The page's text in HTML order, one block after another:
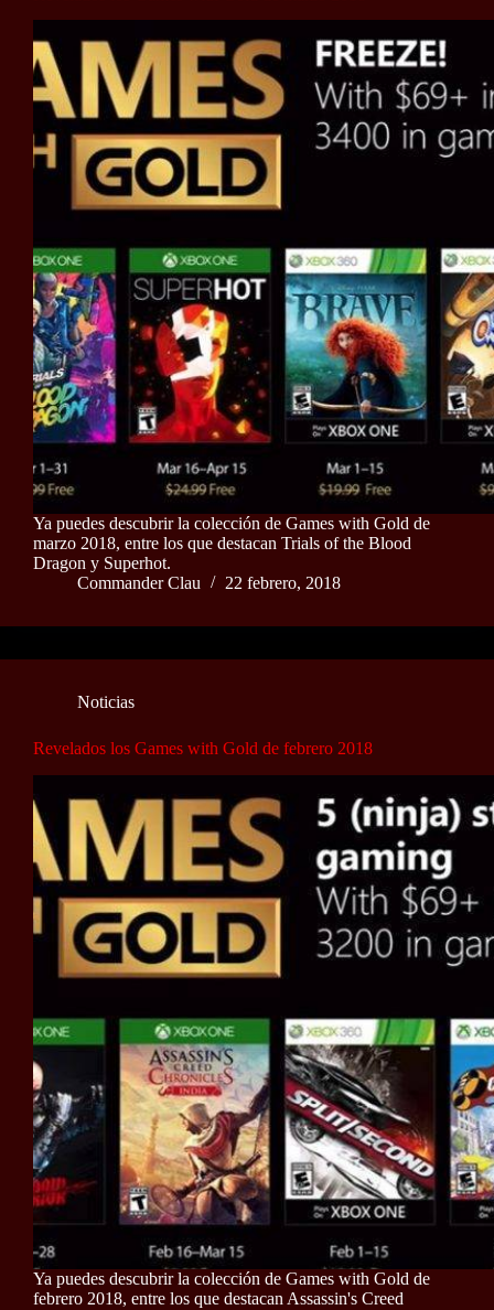
Ya puedes descubrir la colección de Games with Gold de
marzo 2018, entre los que destacan Trials of the Blood
Dragon y Superhot.
Commander Clau
22 febrero, 2018
Noticias
Revelados los Games with Gold de febrero 2018
Ya puedes descubrir la colección de Games with Gold de
febrero 2018, entre los que destacan Assassin's Creed